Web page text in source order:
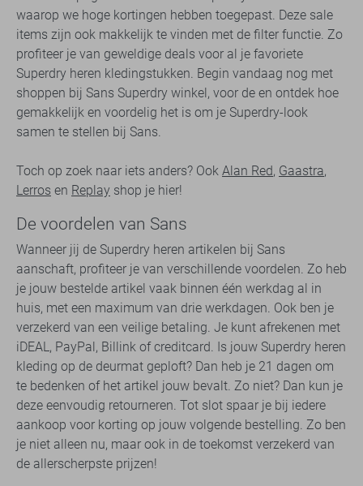
waarop we hoge kortingen hebben toegepast. Deze sale
items zijn ook makkelijk te vinden met de filter functie. Zo
profiteer je van geweldige deals voor al je favoriete
Superdry heren kledingstukken. Begin vandaag nog met
shoppen bij Sans Superdry winkel, voor de en ontdek hoe
gemakkelijk en voordelig het is om je Superdry-look
samen te stellen bij Sans.
Toch op zoek naar iets anders? Ook Alan Red, Gaastra,
Lerros en Replay shop je hier!
De voordelen van Sans
Wanneer jij de Superdry heren artikelen bij Sans
aanschaft, profiteer je van verschillende voordelen. Zo heb
je jouw bestelde artikel vaak binnen één werkdag al in
huis, met een maximum van drie werkdagen. Ook ben je
verzekerd van een veilige betaling. Je kunt afrekenen met
iDEAL, PayPal, Billink of creditcard. Is jouw Superdry heren
kleding op de deurmat geploft? Dan heb je 21 dagen om
te bedenken of het artikel jouw bevalt. Zo niet? Dan kun je
deze eenvoudig retourneren. Tot slot spaar je bij iedere
aankoop voor korting op jouw volgende bestelling. Zo ben
je niet alleen nu, maar ook in de toekomst verzekerd van
de allerscherpste prijzen!